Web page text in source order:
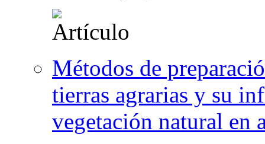
Métodos de
tierras agrarias y su
vegetación natural en